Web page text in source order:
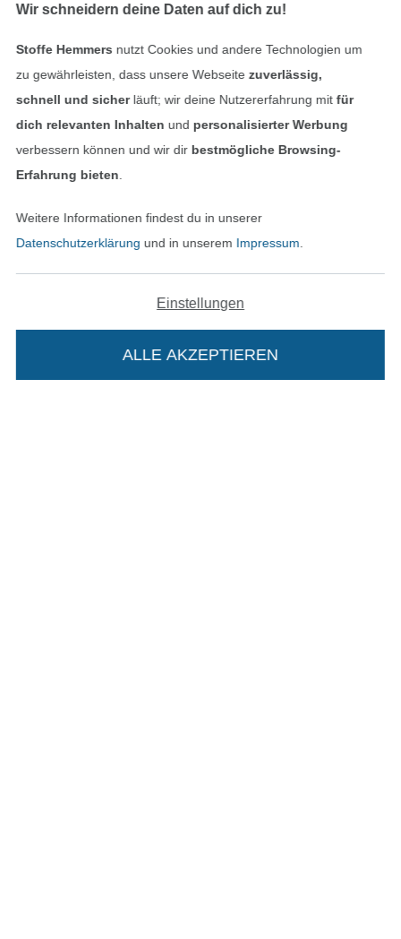
In deinen Warenkorb
Bezahlen mit
Unsere Versandpartner
In den deutschen Shop wechseln (aktuell
Wir schneidern deine Daten auf dich zu!
Stoffe Hemmers nutzt Cookies und andere Technologien um
zu gewährleisten, dass unsere Webseite zuverlässig,
schnell und sicherläuft; wir deine Nutzererfahrung mitfür
dich relevanten Inhalten und personalisierter Werbung
verbessern können und wir dir bestmögliche Browsing-
Erfahrung bieten
Weitere Informationen findest du in unserer
Datenschutzerklärung und in unserem Impressum
Einstellungen
ALLE AKZEPTIEREN